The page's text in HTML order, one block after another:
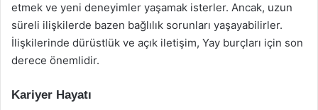
etmek ve yeni deneyimler yaşamak isterler. Ancak, uzun
süreli ilişkilerde bazen bağlılık sorunları yaşayabilirler.
İlişkilerinde dürüstlük ve açık iletişim, Yay burçları için son
derece önemlidir.
Kariyer Hayatı